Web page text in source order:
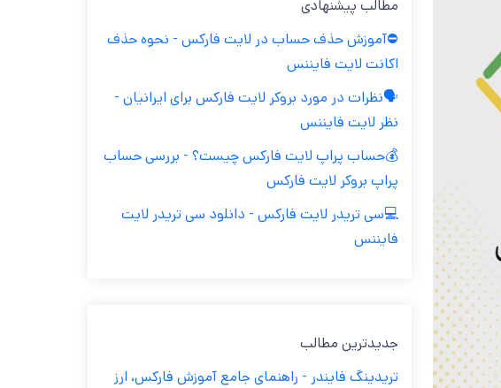
مطالب پیشنهادی
⛔️آموزش حذف حساب در لایت فارکس - نحوه حذف
اکانت لایت فایننس
🗣️نظرات در مورد بروکر لایت فارکس برای ایرانیان -
نظر لایت فایننس
💰حساب پراپ لایت فارکس چیست؟ - بررسی حساب
پراپ بروکر لایت فارکس
💻سی تریدر لایت فارکس - دانلود سی تریدر لایت
فایننس
جدیدترین مطالب
تریدینگ فایندر - راهنمای جامع آموزش فارکس، ارز